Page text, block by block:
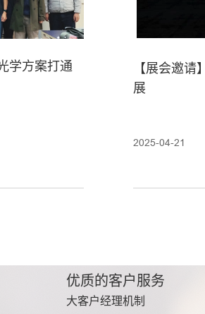
学方案打通
【展会邀
展
2025-04-21
优质的客户服务
大客户经理机制